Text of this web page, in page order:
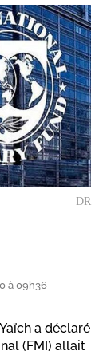
DR
à 09h36
a déclaré
(FMI) allait